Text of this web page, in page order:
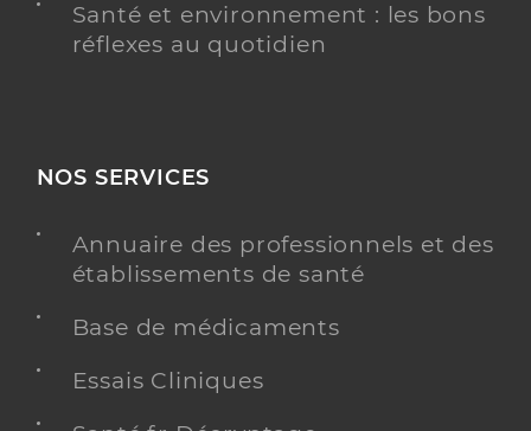
Santé et environnement : les bons
réflexes au quotidien
NOS SERVICES
Annuaire des professionnels et des
établissements de santé
Base de médicaments
Essais Cliniques